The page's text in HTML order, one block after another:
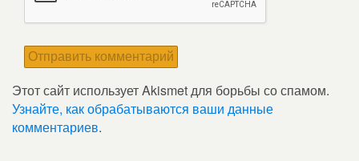
Этот сайт использует Akismet для борьбы со спамом.
Узнайте, как обрабатываются ваши данные
комментариев.